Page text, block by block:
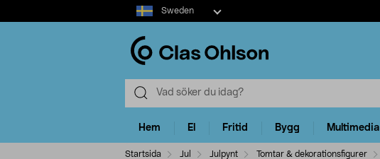
Select
market
Sweden
Hem El Fritid Bygg Multimedia
Startsida Jul Julpynt Tomtar & dekorationsfigurer